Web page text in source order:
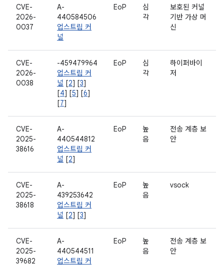
CVE-
2026-
0037
A-
440584506
업스트림 커
널
EoP
심
각
보호된 커널
기반 가상 머
신
CVE-
2026-
0038
-459479964
업스트림 커
널 [2] [3]
[4] [5] [6]
[7]
EoP
심
각
하이퍼바이
저
CVE-
2025-
38616
A-
440544812
업스트림 커
널 [2]
EoP
높
음
전송 계층 보
안
CVE-
2025-
38618
A-
439253642
업스트림 커
널 [2] [3]
EoP
높
음
vsock
CVE-
2025-
39682
A-
440544511
업스트림 커
EoP
높
음
전송 계층 보
안